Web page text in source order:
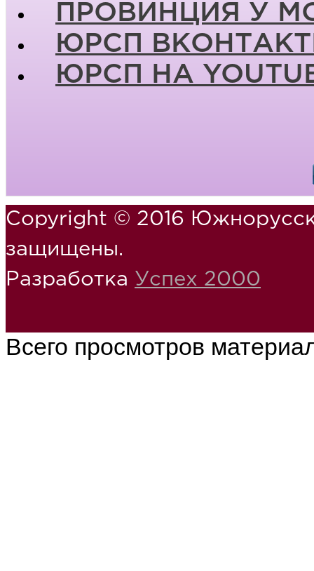
ПРОВИНЦИЯ У
ЮРСП
ЮРСП НА
Copyright © 2016
защищены.
Разработка Успех 2000
Всего просмотров